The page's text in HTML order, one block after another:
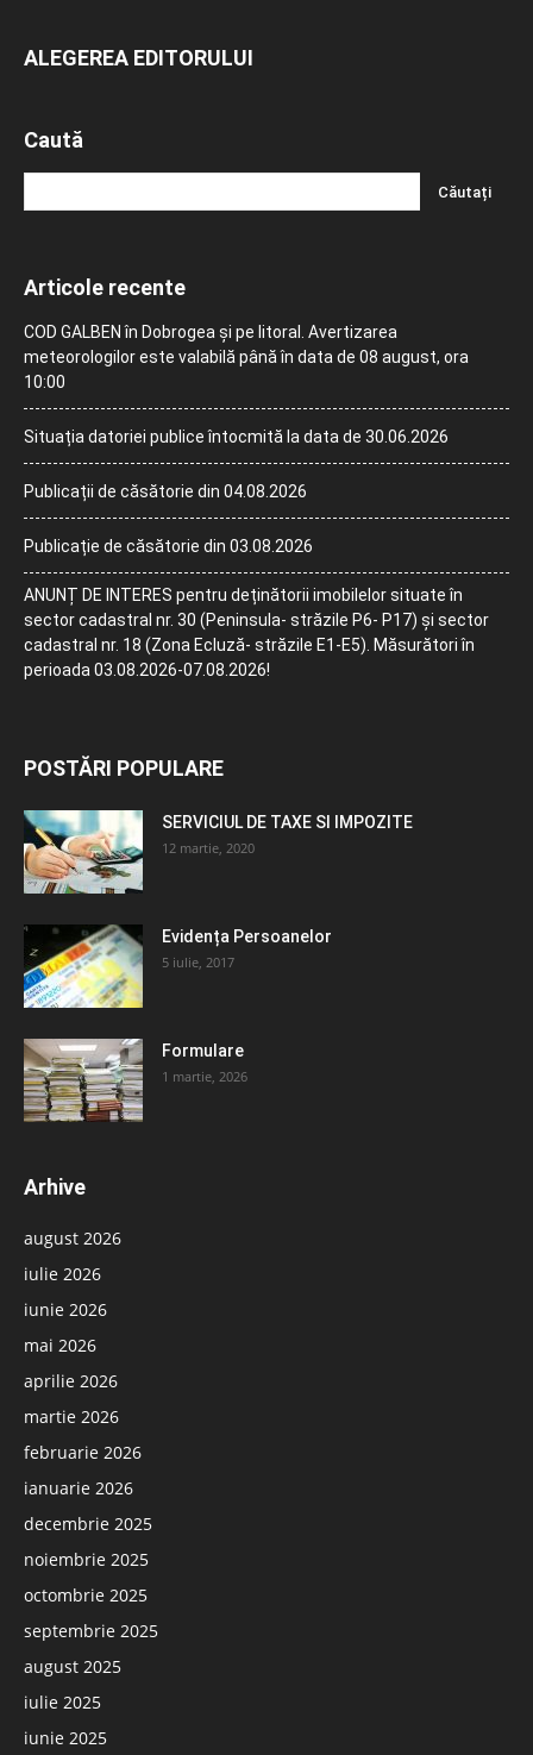
ALEGEREA EDITORULUI
Caută
Articole recente
COD GALBEN în Dobrogea și pe litoral. Avertizarea
meteorologilor este valabilă până în data de 08 august, ora
10:00
Situația datoriei publice întocmită la data de 30.06.2026
Publicații de căsătorie din 04.08.2026
Publicație de căsătorie din 03.08.2026
ANUNȚ DE INTERES pentru deținătorii imobilelor situate în
sector cadastral nr. 30 (Peninsula- străzile P6- P17) și sector
cadastral nr. 18 (Zona Ecluză- străzile E1-E5). Măsurători în
perioada 03.08.2026-07.08.2026!
POSTĂRI POPULARE
SERVICIUL DE TAXE SI IMPOZITE
12 martie, 2020
Evidența Persoanelor
5 iulie, 2017
Formulare
1 martie, 2026
Arhive
august 2026
iulie 2026
iunie 2026
mai 2026
aprilie 2026
martie 2026
februarie 2026
ianuarie 2026
decembrie 2025
noiembrie 2025
octombrie 2025
septembrie 2025
august 2025
iulie 2025
iunie 2025